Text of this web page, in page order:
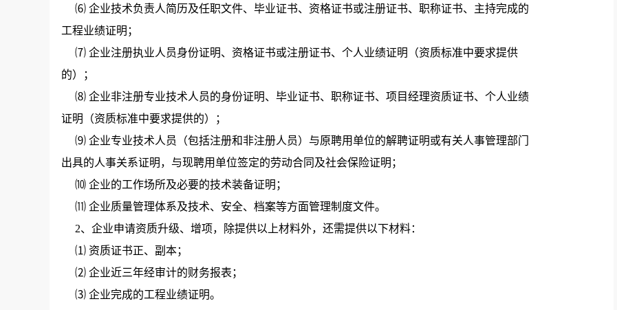
⑹ 企业技术负责人简历及任职文件、毕业证书、资格证书或注册证书、职称证书、主持完成的
工程业绩证明；
⑺ 企业注册执业人员身份证明、资格证书或注册证书、个人业绩证明（资质标准中要求提供
的）；
⑻ 企业非注册专业技术人员的身份证明、毕业证书、职称证书、项目经理资质证书、个人业绩
证明（资质标准中要求提供的）；
⑼ 企业专业技术人员（包括注册和非注册人员）与原聘用单位的解聘证明或有关人事管理部门
出具的人事关系证明，与现聘用单位签定的劳动合同及社会保险证明；
⑽ 企业的工作场所及必要的技术装备证明；
⑾ 企业质量管理体系及技术、安全、档案等方面管理制度文件。
2、企业申请资质升级、增项，除提供以上材料外，还需提供以下材料：
⑴ 资质证书正、副本；
⑵ 企业近三年经审计的财务报表；
⑶ 企业完成的工程业绩证明。